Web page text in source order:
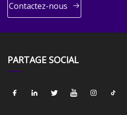
Contactez-nous
PARTAGE SOCIAL